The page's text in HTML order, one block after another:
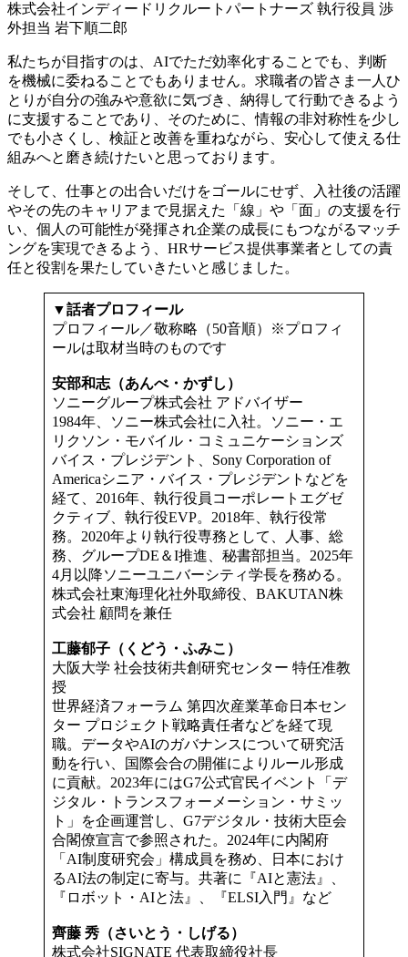
株式会社インディードリクルートパートナーズ 執行役員 渉
外担当 岩下順二郎
私たちが目指すのは、AIでただ効率化することでも、判断
を機械に委ねることでもありません。求職者の皆さま一人ひ
とりが自分の強みや意欲に気づき、納得して行動できるよう
に支援することであり、そのために、情報の非対称性を少し
でも小さくし、検証と改善を重ねながら、安心して使える仕
組みへと磨き続けたいと思っております。
そして、仕事との出合いだけをゴールにせず、入社後の活躍
やその先のキャリアまで見据えた「線」や「面」の支援を行
い、個人の可能性が発揮され企業の成長にもつながるマッチ
ングを実現できるよう、HRサービス提供事業者としての責
任と役割を果たしていきたいと感じました。
▼話者プロフィール
プロフィール／敬称略（50音順）※プロフィ
ールは取材当時のものです
安部和志（あんべ・かずし）
ソニーグループ株式会社 アドバイザー
1984年、ソニー株式会社に入社。ソニー・エ
リクソン・モバイル・コミュニケーションズ
バイス・プレジデント、Sony Corporation of
Americaシニア・バイス・プレジデントなどを
経て、2016年、執行役員コーポレートエグゼ
クティブ、執行役EVP。2018年、執行役常
務。2020年より執行役専務として、人事、総
務、グループDE＆I推進、秘書部担当。2025年
4月以降ソニーユニバーシティ学長を務める。
株式会社東海理化社外取締役、BAKUTAN株
式会社 顧問を兼任
工藤郁子（くどう・ふみこ）
大阪大学 社会技術共創研究センター 特任准教
授
世界経済フォーラム 第四次産業革命日本セン
ター プロジェクト戦略責任者などを経て現
職。データやAIのガバナンスについて研究活
動を行い、国際会合の開催によりルール形成
に貢献。2023年にはG7公式官民イベント「デ
ジタル・トランスフォーメーション・サミッ
ト」を企画運営し、G7デジタル・技術大臣会
合閣僚宣言で参照された。2024年に内閣府
「AI制度研究会」構成員を務め、日本におけ
るAI法の制定に寄与。共著に『AIと憲法』、
『ロボット・AIと法』、『ELSI入門』など
齊藤 秀（さいとう・しげる）
株式会社SIGNATE 代表取締役社長